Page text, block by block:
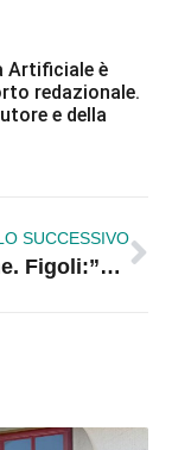
Artificiale è
redazionale.
e della
SUCCESSIVO
Fusione. Figoli:”Deporre l’ascia da guerra”. Lettera ai sindaci